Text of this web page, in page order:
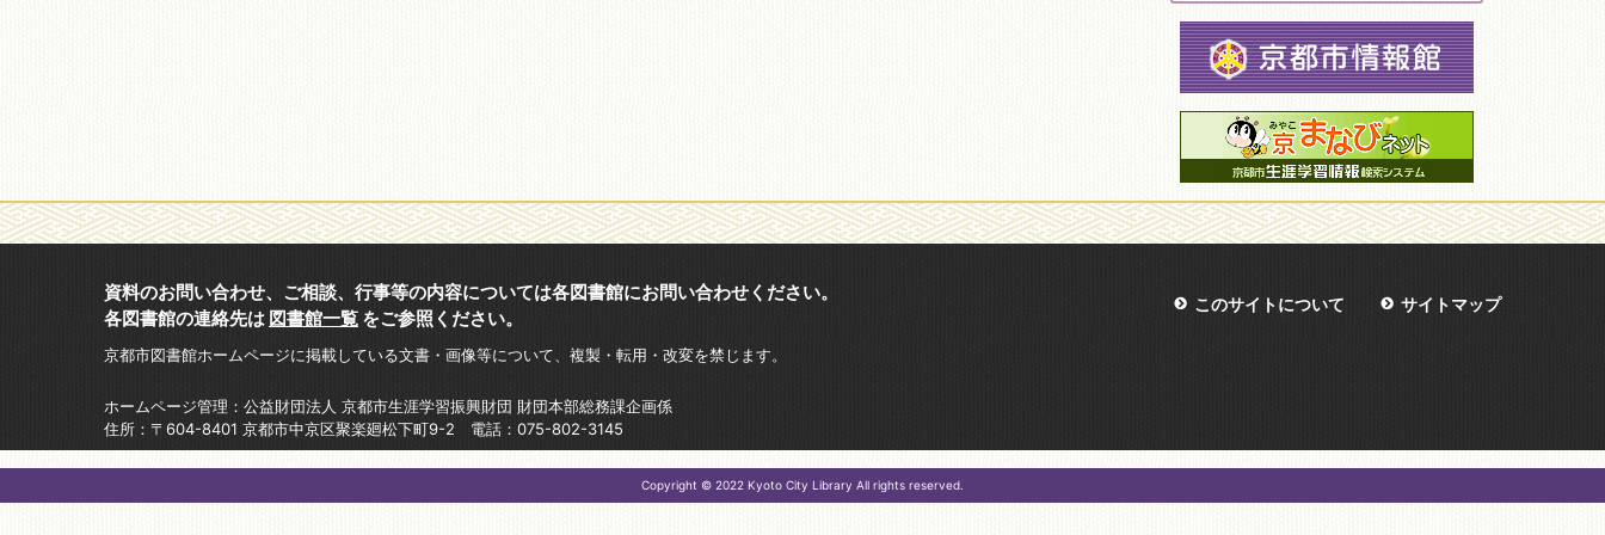
このサイトについて サイトマップ
資料のお問い合わせ、ご相談、行事等の内容については各図書館にお問い合わせください。
各図書館の連絡先は 図書館一覧 をご参照ください。
京都市図書館ホームページに掲載している文書・画像等について、複製・転用・改変を禁じます。
ホームページ管理：公益財団法人 京都市生涯学習振興財団 財団本部総務課企画係
住所：〒604-8401 京都市中京区聚楽廻松下町9-2 電話：075-802-3145
Copyright © 2022 Kyoto City Library All rights reserved.